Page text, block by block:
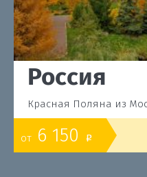
Россия
Красная Поляна из
от 6 150 o